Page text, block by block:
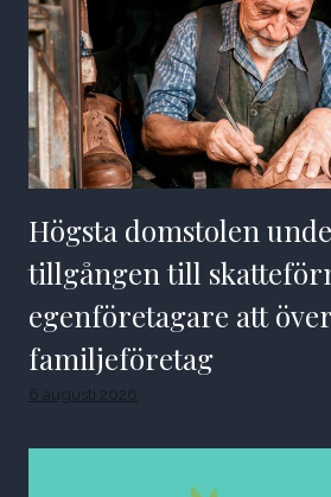
Högsta domstolen
tillgången till
egenföretagare att
familjeföretag
6 augusti 2026